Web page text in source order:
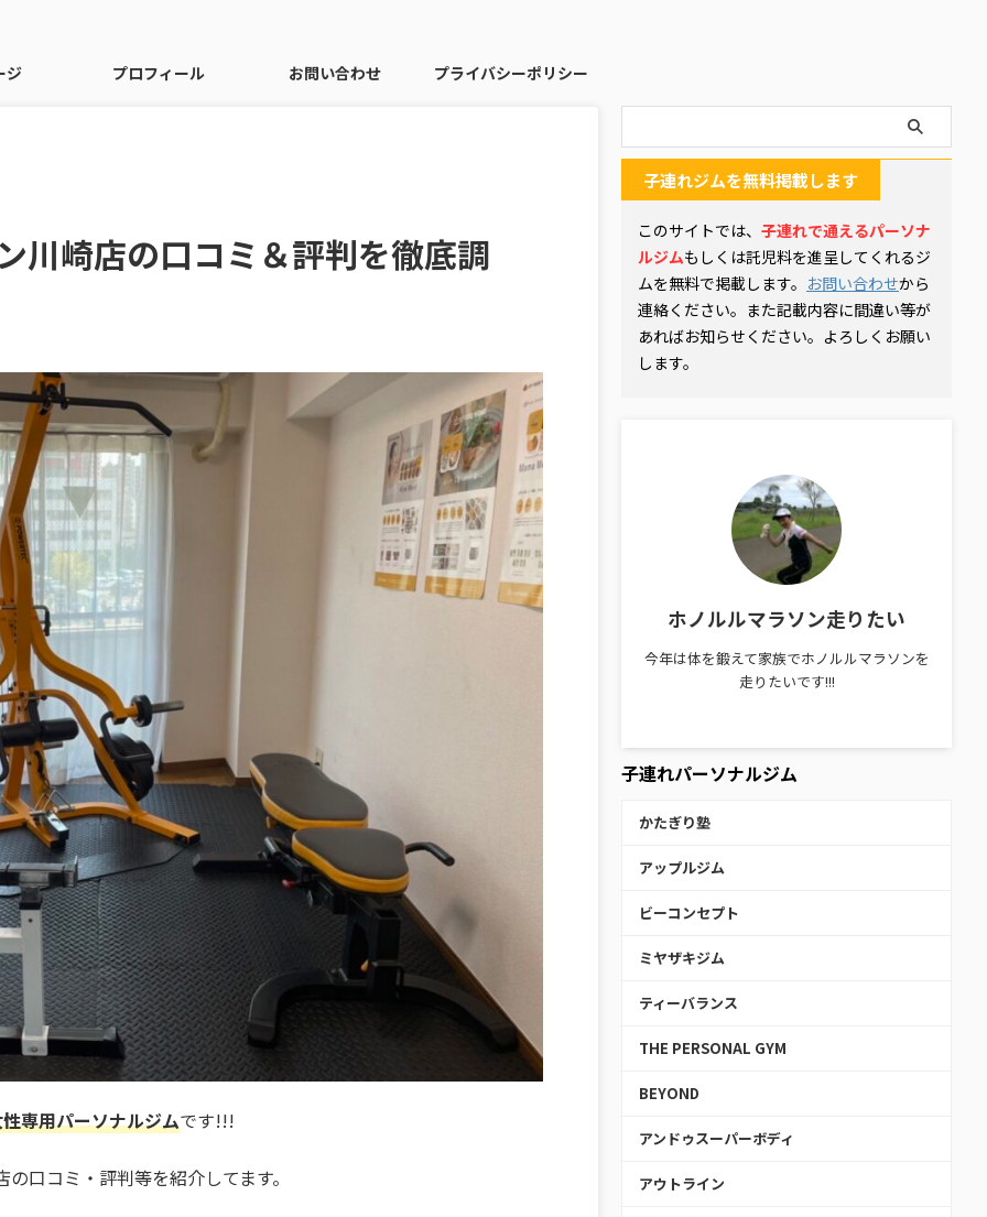
ジ プロフィール お問い合わせ プライバシーポリシー
川崎店の口コミ＆評判を徹底調
専用パーソナルジムです!!!
口コミ・評判等を紹介してます。
子連れジムを無料掲載します
このサイトでは、 子連れで通えるパーソナ
ルジムもしくは託児料を進呈してくれるジ
ムを無料で掲載します。 お問い合わせから
連絡ください。また記載内容に間違い等が
あればお知らせください。よろしくお願い
します。
ホノルルマラソン走りたい
今年は体を鍛えて家族でホノルルマラソンを
走りたいです!!!
子連れパーソナルジム
かたぎり塾
アップルジム
ビーコンセプト
ミヤザキジム
ティーバランス
THE PERSONAL GYM
BEYOND
アンドゥスーパーボディ
アウトライン